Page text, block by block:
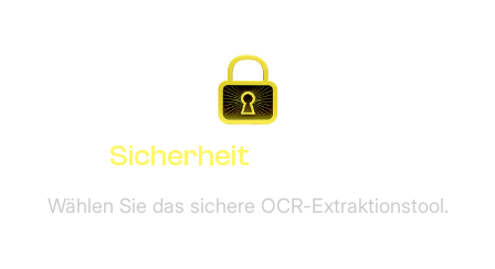
Sicherheit
Wählen Sie das sichere OCR-Extraktionstool.